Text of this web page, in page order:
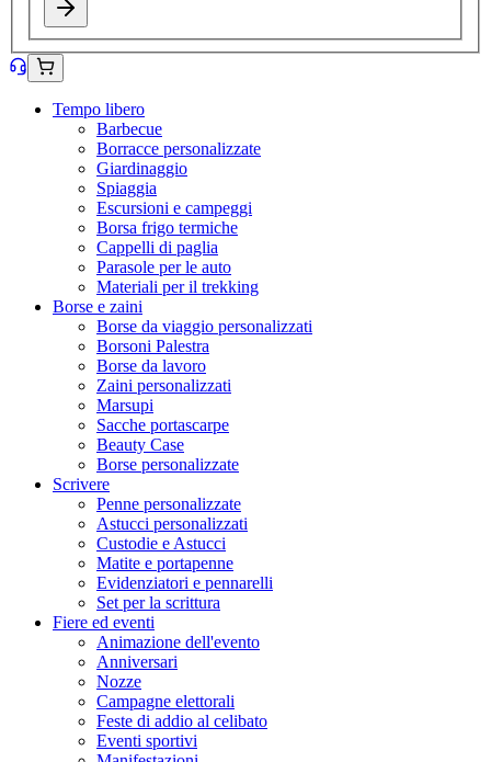
Tempo libero
Barbecue
Borracce personalizzate
Giardinaggio
Spiaggia
Escursioni e campeggi
Borsa frigo termiche
Cappelli di paglia
Parasole per le auto
Materiali per il trekking
Borse e zaini
Borse da viaggio personalizzati
Borsoni Palestra
Borse da lavoro
Zaini personalizzati
Marsupi
Sacche portascarpe
Beauty Case
Borse personalizzate
Scrivere
Penne personalizzate
Astucci personalizzati
Custodie e Astucci
Matite e portapenne
Evidenziatori e pennarelli
Set per la scrittura
Fiere ed eventi
Animazione dell'evento
Anniversari
Nozze
Campagne elettorali
Feste di addio al celibato
Eventi sportivi